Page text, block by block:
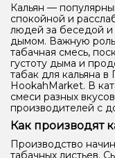
Кальян —
спокойной и
людей за беседой и
дымом. Важную
табачная смесь,
густоту дыма и
табак для кальяна
HookahMarket. В
смеси разных
производителей с
Как производят
Производство
табачных листьев.